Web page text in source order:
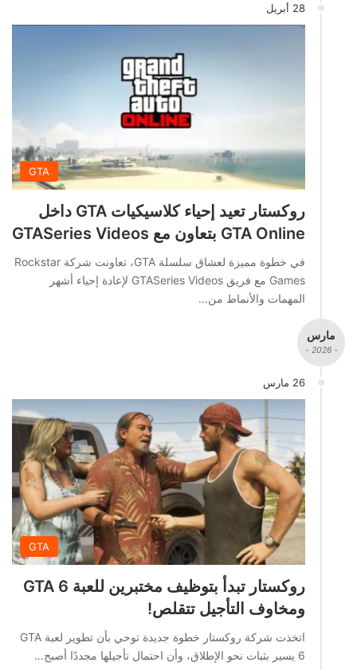
28 أبريل
GTA
روكستار تعيد إحياء كلاسيكيات GTA داخل
GTA Online بتعاون مع GTASeries Videos
في خطوة مميزة لعشاق سلسلة GTA، تعاونت شركة Rockstar
Games مع فريق GTASeries Videos لإعادة إحياء أشهر
المهمات والأنماط من…
مارس
- 2026 -
26 مارس
GTA
روكستار تبدأ بتوظيف مختبرين للعبة GTA 6
ومخاوف التأجيل تتقلص!
اتخذت شركة روكستار خطوة جديدة توحي بأن تطوير لعبة GTA
6 يسير بثبات نحو الإطلاق، وأن احتمال تأجيلها مجددًا أصبح…